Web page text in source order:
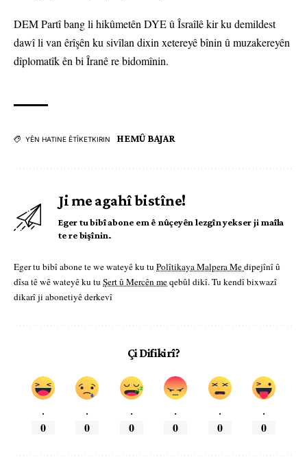
DEM Partî bang li hikûmetên DYE û Îsraîlê kir ku demildest
dawî li van êrîşên ku sivîlan dixin xetereyê bînin û muzakereyên
dîplomatîk ên bi Îranê re bidomînin.
YÊN HATINE ÊTÎKETKIRIN HEMÛ BAJAR
Ji me agahî bistîne!
Eger tu bibî abone em ê nûçeyên lezgîn yekser ji maîla
te re bişînin.
Eger tu bibî abone te we wateyê ku tu Polîtikaya Malpera Medipejînî û
dîsa tê wê wateyê ku tu Şert û Mercên meqebûl dikî. Tu kendî bixwazî
dikarî ji abonetiyê derkevî
Çi Difikirî?
.
0
.
0
.
0
.
0
.
0
.
0